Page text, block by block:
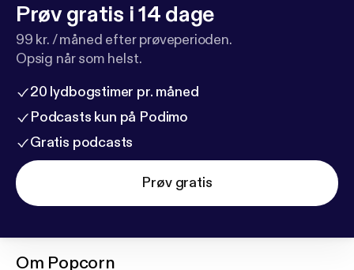
Prøv gratis i 14 dage
99 kr. / måned efter prøveperioden.
Opsig når som helst.
20 lydbogstimer pr. måned
Podcasts kun på Podimo
Gratis podcasts
Prøv gratis
Om Popcorn